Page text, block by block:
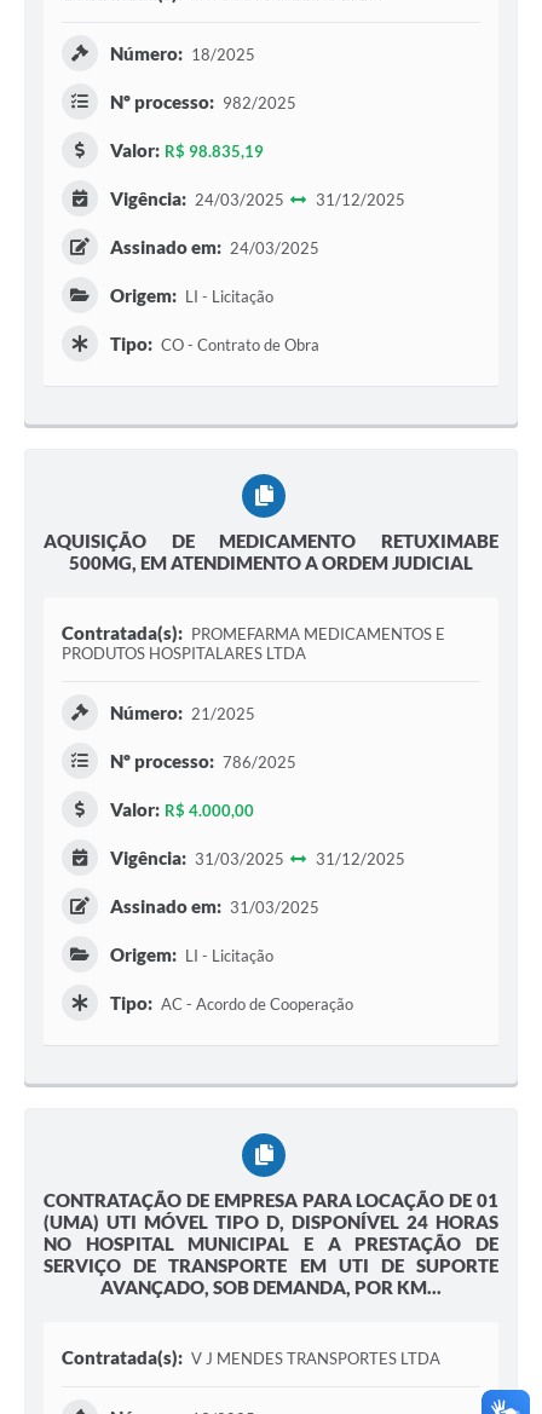
Número: 18/2025
Nº processo: 982/2025
Valor: R$ 98.835,19
Vigência: 24/03/2025 31/12/2025
Assinado em: 24/03/2025
Origem: LI - Licitação
Tipo: CO - Contrato de Obra
AQUISIÇÃO DE MEDICAMENTO RETUXIMABE
500MG, EM ATENDIMENTO A ORDEM JUDICIAL
Contratada(s): PROMEFARMA MEDICAMENTOS E
PRODUTOS HOSPITALARES LTDA
Número: 21/2025
Nº processo: 786/2025
Valor: R$ 4.000,00
Vigência: 31/03/2025 31/12/2025
Assinado em: 31/03/2025
Origem: LI - Licitação
Tipo: AC - Acordo de Cooperação
CONTRATAÇÃO DE EMPRESA PARA LOCAÇÃO DE 01
(UMA) UTI MÓVEL TIPO D, DISPONÍVEL 24 HORAS
NO HOSPITAL MUNICIPAL E A PRESTAÇÃO DE
SERVIÇO DE TRANSPORTE EM UTI DE SUPORTE
AVANÇADO, SOB DEMANDA, POR KM...
Contratada(s): V J MENDES TRANSPORTES LTDA